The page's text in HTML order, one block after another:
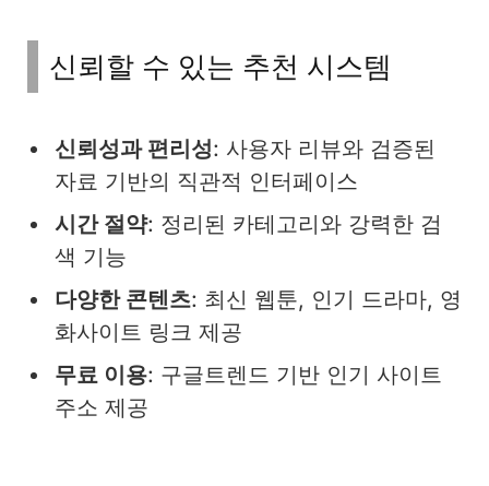
신뢰할 수 있는 추천 시스템
신뢰성과 편리성: 사용자 리뷰와 검증된
자료 기반의 직관적 인터페이스
시간 절약: 정리된 카테고리와 강력한 검
색 기능
다양한 콘텐츠: 최신 웹툰, 인기 드라마, 영
화사이트 링크 제공
무료 이용: 구글트렌드 기반 인기 사이트
주소 제공